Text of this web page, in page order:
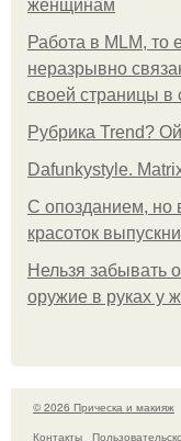
женщинам
Работа в MLM, то
неразрывно
своей страницы в
Рубрика Trend?
Dafunkystyle.
С опозданием, но
красоток
Нельзя забывать
оружие в руках у
© 2026 Прическа и макияж
Контакты